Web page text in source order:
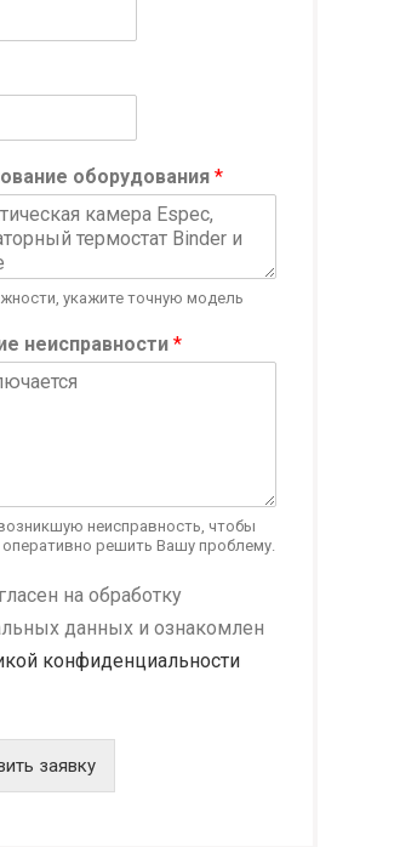
оборудования*
укажите точную модель
неисправности*
неисправность, чтобы
решить Вашу проблему.
на обработку
данных и ознакомлен
конфиденциальности
заявку